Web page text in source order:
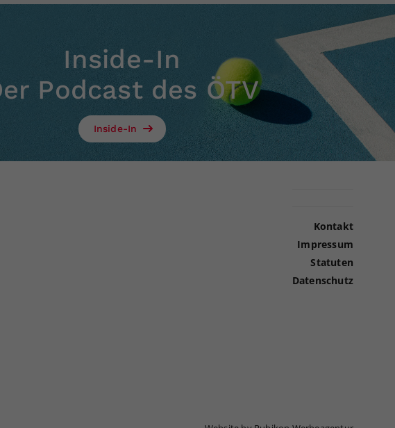
Inside-In
Podcast des ÖTV
Inside-In
Kontakt
Impressum
Statuten
Datenschutz